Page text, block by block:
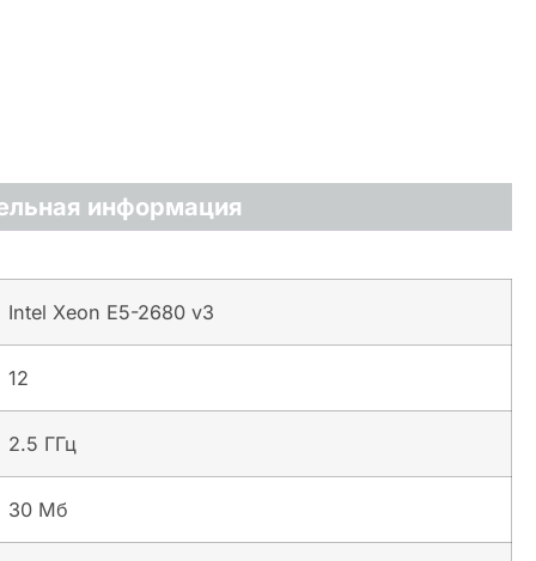
информация
Intel Xeon E5-2680 v3
12
2.5 ГГц
30 Мб